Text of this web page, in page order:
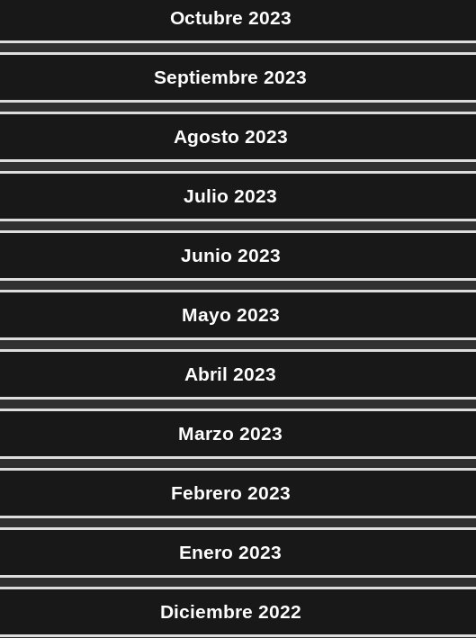
Octubre 2023
Septiembre 2023
Agosto 2023
Julio 2023
Junio 2023
Mayo 2023
Abril 2023
Marzo 2023
Febrero 2023
Enero 2023
Diciembre 2022